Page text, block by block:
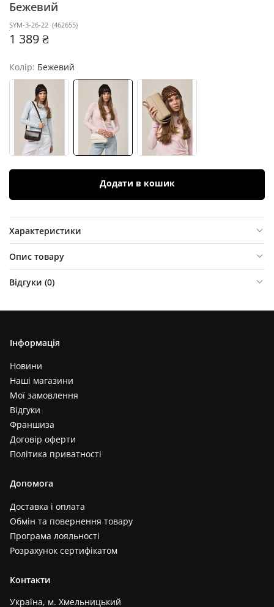
Бежевий
SYM-3-26-22 (462655)
1 389 ₴
Колір: Бежевий
Додати в кошик
Характеристики
Опис товару
Відгуки (0)
Інформація
Новини
Наші магазини
Мої замовлення
Відгуки
Франшиза
Договір оферти
Політика приватності
Допомога
Доставка і оплата
Обмін та повернення товару
Програма лояльності
Розрахунок сертифікатом
Контакти
Україна, м. Хмельницький